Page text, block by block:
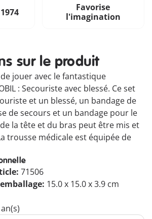
Favorise
l'imagination
sur le produit
jouer avec le fantastique
: Secouriste avec blessé. Ce set
et un blessé, un bandage de
de secours et un bandage pour le
la tête et du bras peut être mis et
trousse médicale est équipée de
71506
15.0 x 15.0 x 3.9 cm